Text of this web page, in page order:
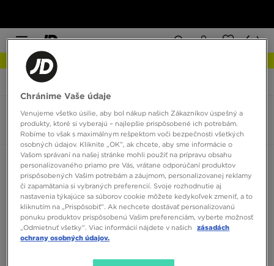
JD Sports Reebok Club C Double Geo
Dámske Reebok Club C Double Geo
0 produktov
Zoradiť:Odporúčané Filtrovať
Žiadne produkty na zobrazenie
Chránime Vaše údaje
Venujeme všetko úsilie, aby bol nákup našich Zákazníkov úspešný a
produkty, ktoré si vyberajú – najlepšie prispôsobené ich potrebám.
Robíme to však s maximálnym rešpektom voči bezpečnosti všetkých
osobných údajov. Kliknite „OK”, ak chcete, aby sme informácie o
Vašom správaní na našej stránke mohli použiť na prípravu obsahu
personalizovaného priamo pre Vás, vrátane odporúčaní produktov
prispôsobených Vašim potrebám a záujmom, personalizovanej reklamy
či zapamätania si vybraných preferencií. Svoje rozhodnutie aj
nastavenia týkajúce sa súborov cookie môžete kedykoľvek zmeniť, a to
kliknutím na „Prispôsobiť”. Ak nechcete dostávať personalizovanú
ponuku produktov prispôsobenú Vašim preferenciám, vyberte možnosť
„Odmietnuť všetky”. Viac informácií nájdete v našich
zásadách
ochrany osobných údajov.